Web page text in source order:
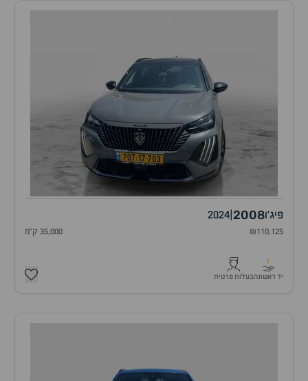
פיג'ו2008
2024
₪110,125 35,000 ק"מ
1
יד ראשונהבעלות פרטית